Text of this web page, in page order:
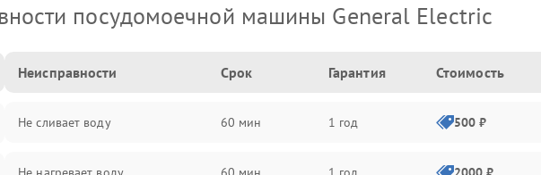
посудомоечной машины General Electric
Неисправности Срок Гарантия Стоимость
Не сливает воду 60 мин 1 год 500 ₽